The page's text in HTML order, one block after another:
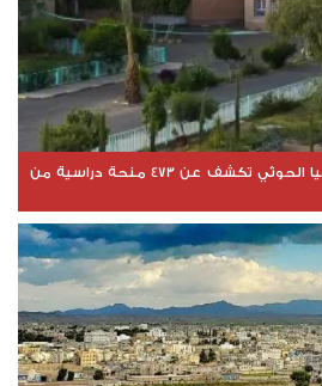
وسط صمت حكومي.. مليشيا الحوثي تكشف عن 473 منحة دراسية من